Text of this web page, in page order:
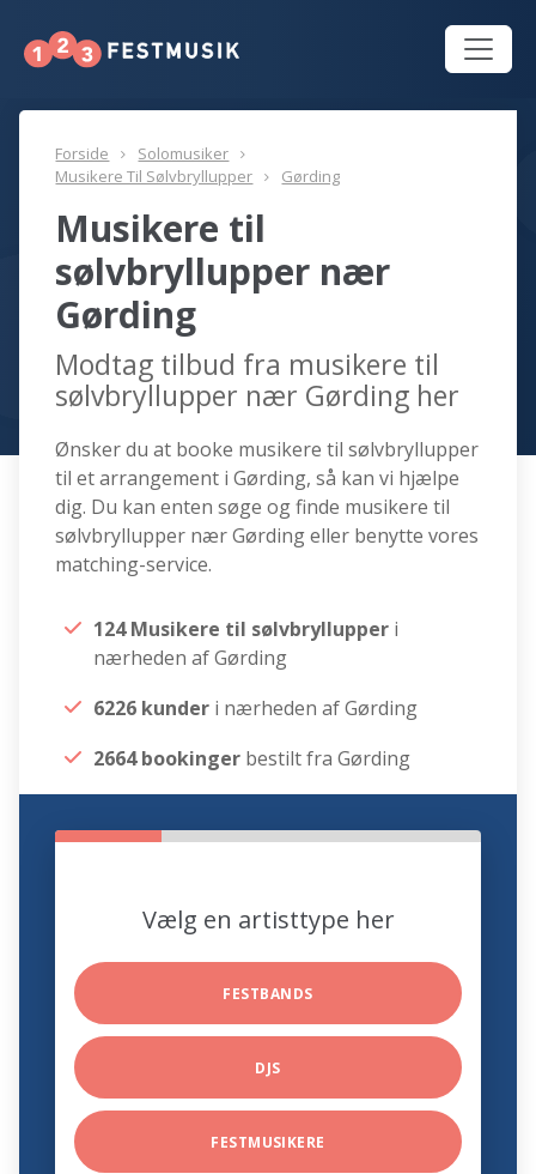
Forside
Solomusiker
Musikere Til Sølvbryllupper
Gørding
Musikere til
sølvbryllupper nær
Gørding
Modtag tilbud fra musikere til
sølvbryllupper nær Gørding her
Ønsker du at booke musikere til sølvbryllupper
til et arrangement i Gørding, så kan vi hjælpe
dig. Du kan enten søge og finde musikere til
sølvbryllupper nær Gørding eller benytte vores
matching-service.
124 Musikere til sølvbryllupper i
nærheden af Gørding
6226 kunder i nærheden af Gørding
2664 bookinger bestilt fra Gørding
Vælg en artisttype her
FESTBANDS
DJS
FESTMUSIKERE